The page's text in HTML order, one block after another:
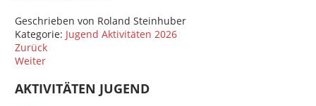
Geschrieben von Roland Steinhuber
Kategorie: Jugend Aktivitäten 2026
Zurück
Weiter
AKTIVITÄTEN JUGEND